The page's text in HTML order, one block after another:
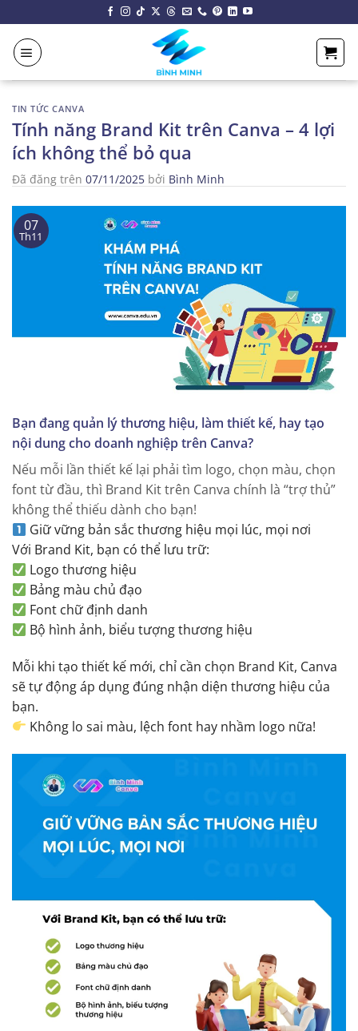
đến
nội
dung
TIN TỨC CANVA
Tính năng Brand Kit trên Canva – 4 lợi
ích không thể bỏ qua
Đã đăng trên 07/11/2025 bởi Bình Minh
07
Th11
Bạn đang quản lý thương hiệu, làm thiết kế, hay tạo
nội dung cho doanh nghiệp trên Canva?
Nếu mỗi lần thiết kế lại phải tìm logo, chọn màu, chọn
font từ đầu, thì Brand Kit trên Canva chính là “trợ thủ”
không thể thiếu dành cho bạn!
Giữ vững bản sắc thương hiệu mọi lúc, mọi nơi
Với Brand Kit, bạn có thể lưu trữ:
Logo thương hiệu
Bảng màu chủ đạo
Font chữ định danh
Bộ hình ảnh, biểu tượng thương hiệu
Mỗi khi tạo thiết kế mới, chỉ cần chọn Brand Kit, Canva
sẽ tự động áp dụng đúng nhận diện thương hiệu của
bạn.
Không lo sai màu, lệch font hay nhầm logo nữa!